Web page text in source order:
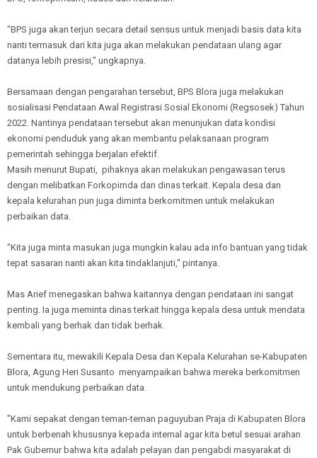
"BPS juga akan terjun secara detail sensus untuk menjadi basis data kita
nanti termasuk dari kita juga akan melakukan pendataan ulang agar
datanya lebih presisi," ungkapnya.
Bersamaan dengan pengarahan tersebut, BPS Blora juga melakukan
sosialisasi Pendataan Awal Registrasi Sosial Ekonomi (Regsosek) Tahun
2022. Nantinya pendataan tersebut akan menunjukan data kondisi
ekonomi penduduk yang akan membantu pelaksanaan program
pemerintah sehingga berjalan efektif.
Masih menurut Bupati, pihaknya akan melakukan pengawasan terus
dengan melibatkan Forkopimda dan dinas terkait. Kepala desa dan
kepala kelurahan pun juga diminta berkomitmen untuk melakukan
perbaikan data.
"Kita juga minta masukan juga mungkin kalau ada info bantuan yang tidak
tepat sasaran nanti akan kita tindaklanjuti," pintanya.
Mas Arief menegaskan bahwa kaitannya dengan pendataan ini sangat
penting. Ia juga meminta dinas terkait hingga kepala desa untuk mendata
kembali yang berhak dan tidak berhak.
Sementara itu, mewakili Kepala Desa dan Kepala Kelurahan se-Kabupaten
Blora, Agung Heri Susanto menyampaikan bahwa mereka berkomitmen
untuk mendukung perbaikan data.
"Kami sepakat dengan teman-teman paguyuban Praja di Kabupaten Blora
untuk berbenah khususnya kepada internal agar kita betul sesuai arahan
Pak Gubernur bahwa kita adalah pelayan dan pengabdi masyarakat di